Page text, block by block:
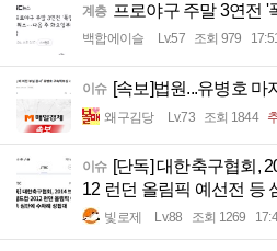
계층 프로야구 주말 3연전 '
백합에이슬 Lv.57 조회 979
이슈 [속보]법원...유병호 마
왜구김당 Lv.73 조회 1844
이슈 [단독] 대한축구협회,
12 런던 올림픽 예선전 등
빛로제 Lv.88 조회 1269